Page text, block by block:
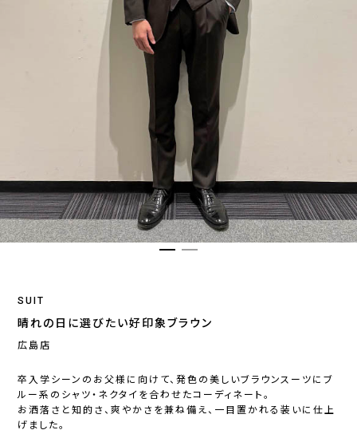
SUIT
晴れの日に選びたい好印象ブラウン
広島店
卒入学シーンのお父様に向けて、発色の美しいブラウンスーツにブ
ルー系のシャツ・ネクタイを合わせたコーディネート。
お洒落さと知的さ、爽やかさを兼ね備え、一目置かれる装いに仕上
げました。